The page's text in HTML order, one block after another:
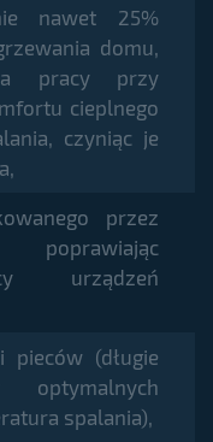
nawet 25%
domu,
pracy przy
cieplnego
czyniąc je
przez
urządzeń
pieców (długie
spalania),